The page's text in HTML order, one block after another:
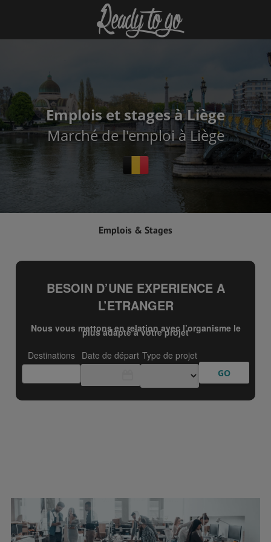
Emplois et stages à Liège
Marché de l'emploi à Liège
Emplois & Stages